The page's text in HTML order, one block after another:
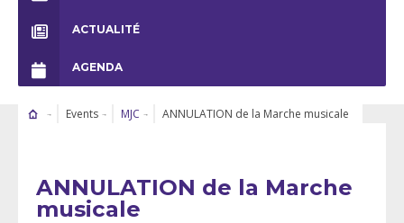
ACTUALITÉ
AGENDA
Events MJC ANNULATION de la Marche musicale
ANNULATION de la Marche
musicale